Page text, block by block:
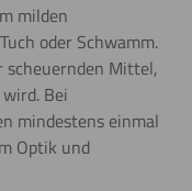
milden
oder Schwamm.
scheuernden Mittel,
Bei
mindestens einmal
Optik und